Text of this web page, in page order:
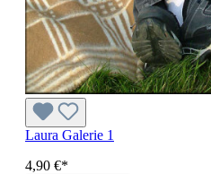
Laura Galerie 1
4,90 €*